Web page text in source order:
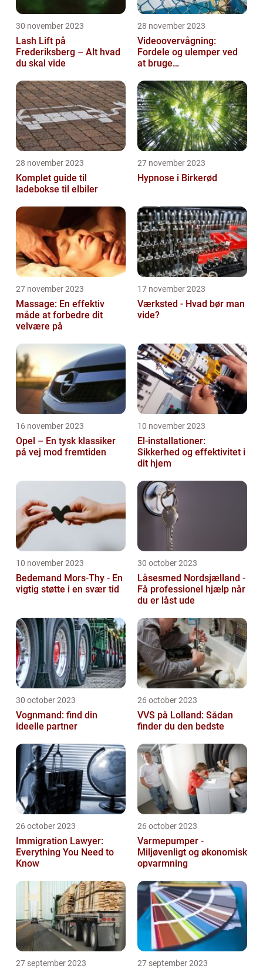
30 november 2023
Lash Lift på
Frederiksberg – Alt hvad
du skal vide
28 november 2023
Videoovervågning:
Fordele og ulemper ved
at bruge
28 november 2023
Komplet guide til
ladebokse til elbiler
27 november 2023
Hypnose i Birkerød
27 november 2023
Massage: En effektiv
måde at forbedre dit
velvære på
17 november 2023
Værksted - Hvad bør man
vide?
16 november 2023
Opel – En tysk klassiker
på vej mod fremtiden
10 november 2023
El-installationer:
Sikkerhed og effektivitet i
dit hjem
10 november 2023
Bedemand Mors-Thy - En
vigtig støtte i en svær tid
30 october 2023
Låsesmed Nordsjælland -
Få professionel hjælp når
du er låst ude
30 october 2023
Vognmand: find din
ideelle partner
26 october 2023
VVS på Lolland: Sådan
finder du den bedste
26 october 2023
Immigration Lawyer:
Everything You Need to
Know
26 october 2023
Varmepumper -
Miljøvenligt og økonomisk
opvarmning
27 september 2023 27 september 2023